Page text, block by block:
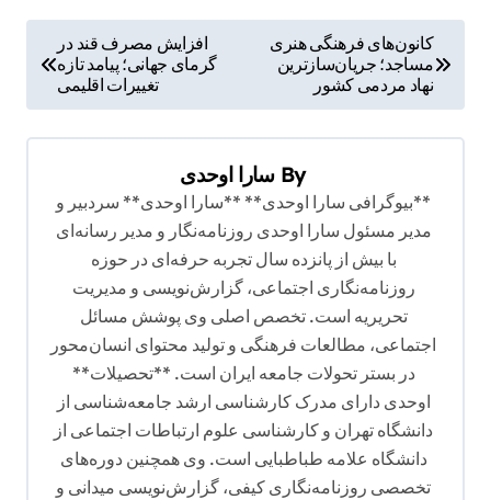
ه
ب
کانون‌های فرهنگی هنری
مساجد؛ جریان‌سازترین
نهاد مردمی کشور
افزایش مصرف قند در
گرمای جهانی؛ پیامد تازه
تغییرات اقلیمی
By سارا اوحدی
**بیوگرافی سارا اوحدی** **سارا اوحدی** سردبیر و
مدیر مسئول سارا اوحدی روزنامه‌نگار و مدیر رسانه‌ای
با بیش از پانزده سال تجربه حرفه‌ای در حوزه
روزنامه‌نگاری اجتماعی، گزارش‌نویسی و مدیریت
تحریریه است. تخصص اصلی وی پوشش مسائل
اجتماعی، مطالعات فرهنگی و تولید محتوای انسان‌محور
در بستر تحولات جامعه ایران است. **تحصیلات**
اوحدی دارای مدرک کارشناسی ارشد جامعه‌شناسی از
دانشگاه تهران و کارشناسی علوم ارتباطات اجتماعی از
دانشگاه علامه طباطبایی است. وی همچنین دوره‌های
تخصصی روزنامه‌نگاری کیفی، گزارش‌نویسی میدانی و